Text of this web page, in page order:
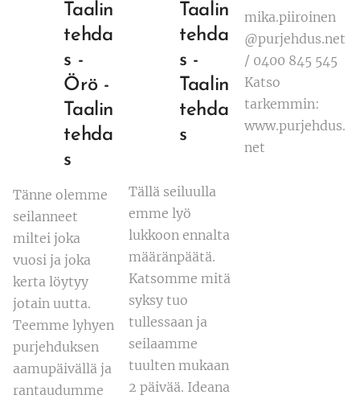
Taalin
tehda
s -
Örö -
Taalin
tehda
s
Tänne olemme
seilanneet
miltei joka
vuosi ja joka
kerta löytyy
jotain uutta.
Teemme lyhyen
purjehduksen
aamupäivällä ja
rantaudumme
Taalin
tehda
s -
Taalin
tehda
s
Tällä seiluulla
emme lyö
lukkoon ennalta
määränpäätä.
Katsomme mitä
syksy tuo
tullessaan ja
seilaamme
tuulten mukaan
2 päivää. Ideana
mika.piiroinen
@purjehdus.net
/ 0400 845 545
Katso
tarkemmin:
www.purjehdus.
net